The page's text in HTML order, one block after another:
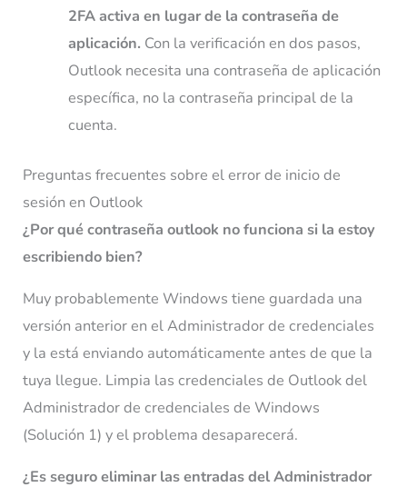
2FA activa en lugar de la contraseña de
aplicación. Con la verificación en dos pasos,
Outlook necesita una contraseña de aplicación
específica, no la contraseña principal de la
cuenta.
Preguntas frecuentes sobre el error de inicio de
sesión en Outlook
¿Por qué contraseña outlook no funciona si la estoy
escribiendo bien?
Muy probablemente Windows tiene guardada una
versión anterior en el Administrador de credenciales
y la está enviando automáticamente antes de que la
tuya llegue. Limpia las credenciales de Outlook del
Administrador de credenciales de Windows
(Solución 1) y el problema desaparecerá.
¿Es seguro eliminar las entradas del Administrador